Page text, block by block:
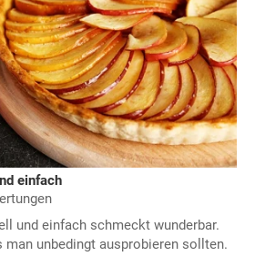
einfach
und einfach schmeckt wunderbar.
man unbedingt ausprobieren sollten.